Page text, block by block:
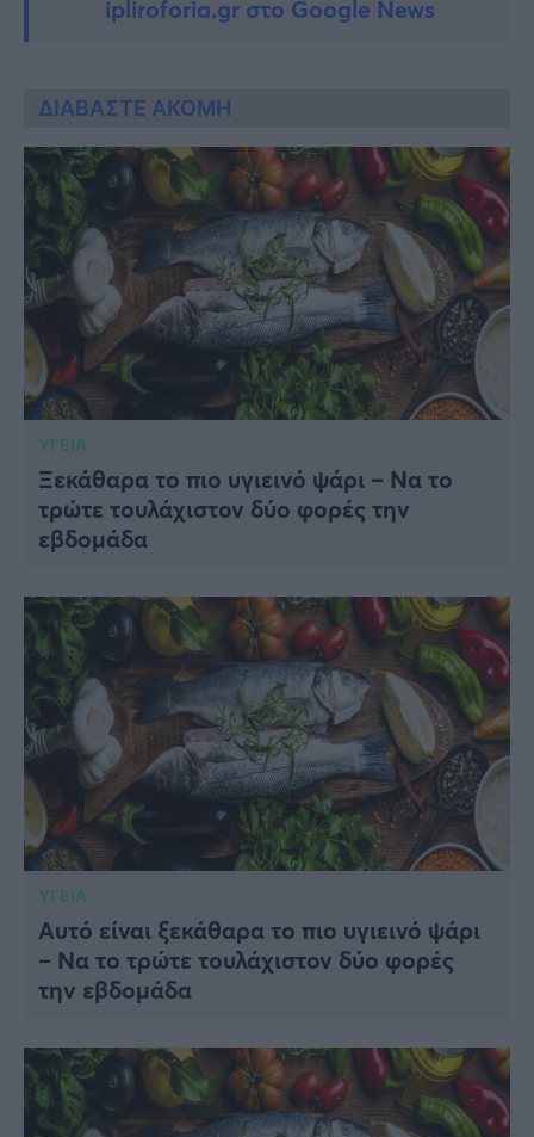
ipliroforia.gr στο Google News
ΔΙΑΒΑΣΤΕ ΑΚΟΜΗ
ΥΓΕΙΑ
Ξεκάθαρα το πιο υγιεινό ψάρι – Να το
τρώτε τουλάχιστον δύο φορές την
εβδομάδα
ΥΓΕΙΑ
Αυτό είναι ξεκάθαρα το πιο υγιεινό ψάρι
– Να το τρώτε τουλάχιστον δύο φορές
την εβδομάδα